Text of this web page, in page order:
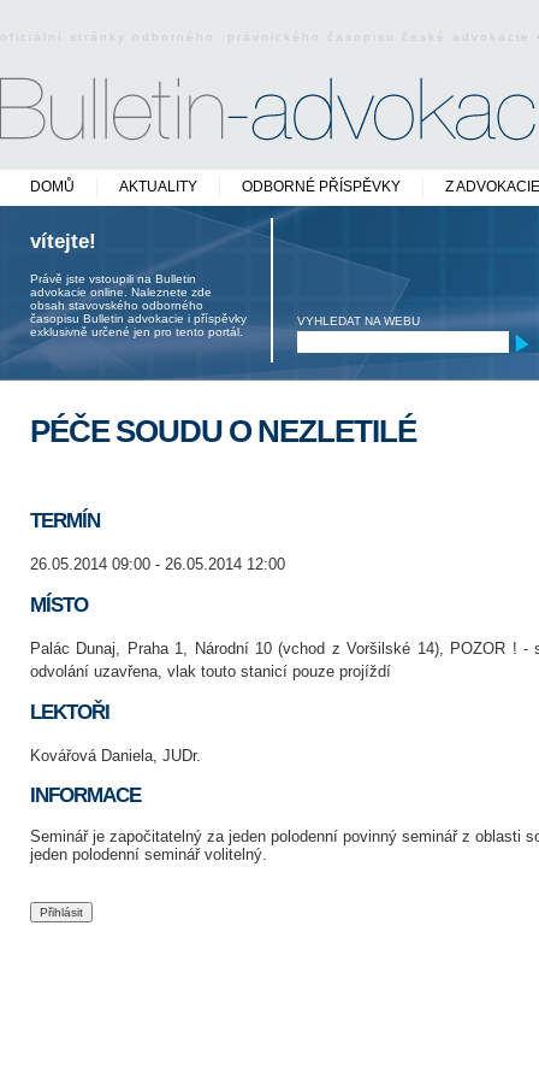
oficiální stránky odborného právnického časopisu české
DOMŮ AKTUALITY ODBORNÉ PŘÍSPĚVKY Z ADVOKACIE
vítejte!
Právě jste vstoupili na Bulletin
advokacie online. Naleznete zde
obsah stavovského odborného
časopisu Bulletin advokacie i příspěvky
exklusivně určené jen pro tento portál.
VYHLEDAT NA WEBU
PÉČE SOUDU O NEZLETILÉ
TERMÍN
26.05.2014 09:00 - 26.05.2014 12:00
MÍSTO
Palác Dunaj, Praha 1, Národní 10 (vchod z Voršilské 14), POZOR ! -
odvolání uzavřena, vlak touto stanicí pouze projíždí
LEKTOŘI
Kovářová Daniela, JUDr.
INFORMACE
Seminář je započitatelný za jeden polodenní povinný seminář z oblasti
jeden polodenní seminář volitelný.